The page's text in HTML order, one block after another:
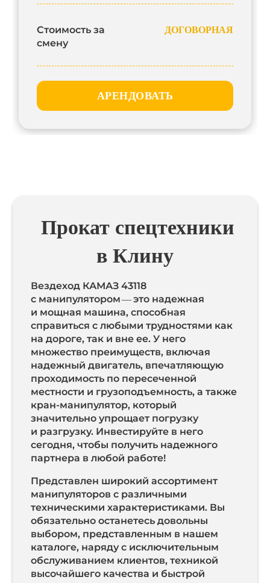
Стоимость за
смену
ДОГОВОРНАЯ
АРЕНДОВАТЬ
Прокат спецтехники
в Клину
Вездеход КАМАЗ 43118
с манипулятором — это надежная
и мощная машина, способная
справиться с любыми трудностями как
на дороге, так и вне ее. У него
множество преимуществ, включая
надежный двигатель, впечатляющую
проходимость по пересеченной
местности и грузоподъемность, а также
кран-манипулятор, который
значительно упрощает погрузку
и разгрузку. Инвестируйте в него
сегодня, чтобы получить надежного
партнера в любой работе!
Представлен широкий ассортимент
манипуляторов с различными
техническими характеристиками. Вы
обязательно останетесь довольны
выбором, представленным в нашем
каталоге, наряду с исключительным
обслуживанием клиентов, техникой
высочайшего качества и быстрой